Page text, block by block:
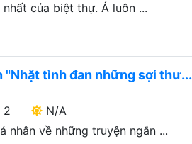
của biệt thự. Ả luôn ...
"Nhặt tình đan những sợi thư...
2
N/A
nhân về những truyện ngắn ...